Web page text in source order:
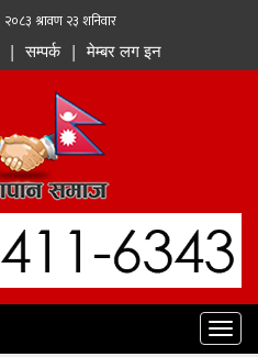
| सम्पर्क | मेम्बर लग इन